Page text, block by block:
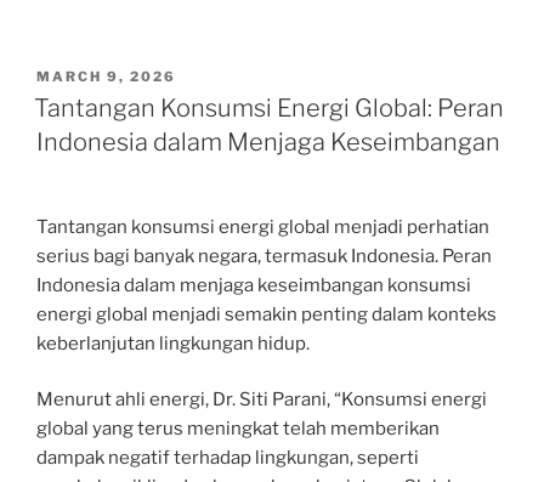
POSTED
ON
MARCH 9, 2026
Tantangan Konsumsi Energi Global: Peran
Indonesia dalam Menjaga Keseimbangan
Tantangan konsumsi energi global menjadi perhatian
serius bagi banyak negara, termasuk Indonesia. Peran
Indonesia dalam menjaga keseimbangan konsumsi
energi global menjadi semakin penting dalam konteks
keberlanjutan lingkungan hidup.
Menurut ahli energi, Dr. Siti Parani, “Konsumsi energi
global yang terus meningkat telah memberikan
dampak negatif terhadap lingkungan, seperti